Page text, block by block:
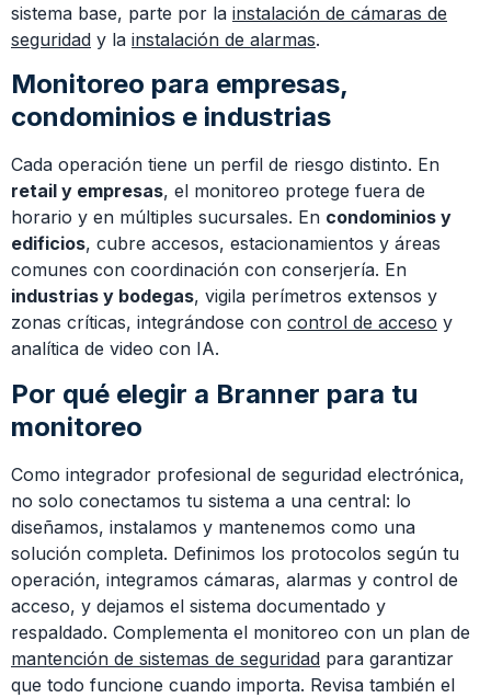
sistema base, parte por la instalación de cámaras de
seguridad y la instalación de alarmas.
Monitoreo para empresas,
condominios e industrias
Cada operación tiene un perfil de riesgo distinto. En
retail y empresas, el monitoreo protege fuera de
horario y en múltiples sucursales. En condominios y
edificios, cubre accesos, estacionamientos y áreas
comunes con coordinación con conserjería. En
industrias y bodegas, vigila perímetros extensos y
zonas críticas, integrándose con control de acceso y
analítica de video con IA.
Por qué elegir a Branner para tu
monitoreo
Como integrador profesional de seguridad electrónica,
no solo conectamos tu sistema a una central: lo
diseñamos, instalamos y mantenemos como una
solución completa. Definimos los protocolos según tu
operación, integramos cámaras, alarmas y control de
acceso, y dejamos el sistema documentado y
respaldado. Complementa el monitoreo con un plan de
mantención de sistemas de seguridad para garantizar
que todo funcione cuando importa. Revisa también el